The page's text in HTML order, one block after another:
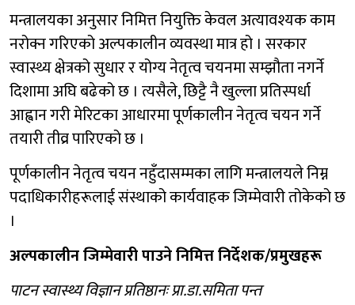
मन्त्रालयका अनुसार निमित्त नियुक्ति केवल अत्यावश्यक काम
नरोक्न गरिएको अल्पकालीन व्यवस्था मात्र हो । सरकार
स्वास्थ्य क्षेत्रको सुधार र योग्य नेतृत्व चयनमा सम्झौता नगर्ने
दिशामा अघि बढेको छ । त्यसैले, छिट्टै नै खुल्ला प्रतिस्पर्धा
आह्वान गरी मेरिटका आधारमा पूर्णकालीन नेतृत्व चयन गर्ने
तयारी तीव्र पारिएको छ ।
पूर्णकालीन नेतृत्व चयन नहुँदासम्मका लागि मन्त्रालयले निम्न
पदाधिकारीहरूलाई संस्थाको कार्यवाहक जिम्मेवारी तोकेको छ
।
अल्पकालीन जिम्मेवारी पाउने निमित्त निर्देशक/प्रमुखहरू
पाटन स्वास्थ्य विज्ञान प्रतिष्ठानः प्रा‍.डा‍.समिता पन्त